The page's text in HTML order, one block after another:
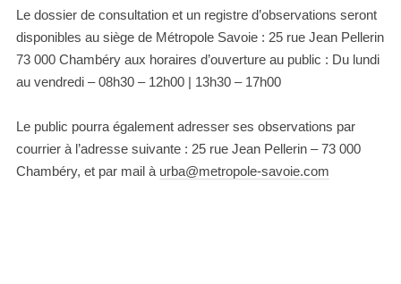
Le dossier de consultation et un registre d’observations seront
disponibles au siège de Métropole Savoie : 25 rue Jean Pellerin
73 000 Chambéry aux horaires d’ouverture au public : Du lundi
au vendredi – 08h30 – 12h00 | 13h30 – 17h00
Le public pourra également adresser ses observations par
courrier à l’adresse suivante : 25 rue Jean Pellerin – 73 000
Chambéry, et par mail à urba@metropole-savoie.com